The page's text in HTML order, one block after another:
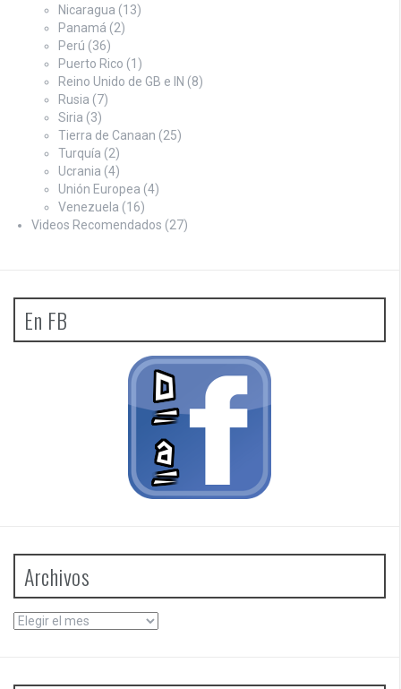
Nicaragua (13)
Panamá (2)
Perú (36)
Puerto Rico (1)
Reino Unido de GB e IN (8)
Rusia (7)
Siria (3)
Tierra de Canaan (25)
Turquía (2)
Ucrania (4)
Unión Europea (4)
Venezuela (16)
Videos Recomendados (27)
En FB
Archivos
Archivos